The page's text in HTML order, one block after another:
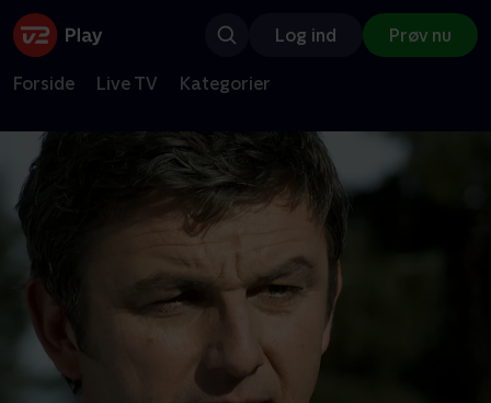
Log ind Prøv nu
Forside Live TV Kategorier